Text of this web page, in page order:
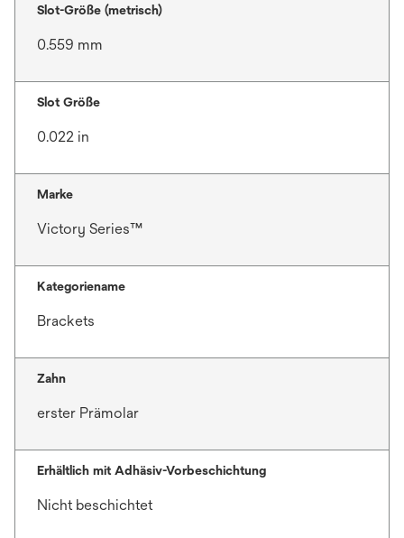
Slot-Größe (metrisch)
0.559 mm
Slot Größe
0.022 in
Marke
Victory Series™
Kategoriename
Brackets
Zahn
erster Prämolar
Erhältlich mit Adhäsiv-Vorbeschichtung
Nicht beschichtet